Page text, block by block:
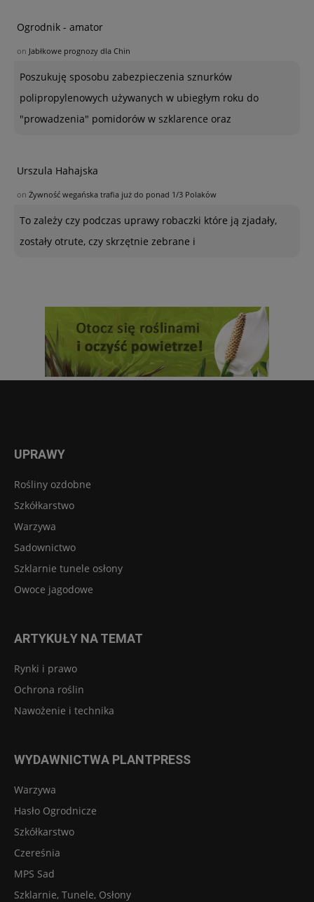
Ogrodnik - amator
on Jabłkowe prognozy dla Chin
Poszukuję sposobu zabezpieczenia sznurków
polipropylenowych używanych w ubiegłym roku do
"prowadzenia" pomidorów w szklarence oraz
Urszula Hahajska
on Żywność wegańska trafia już do ponad 1/3 Polaków
To zależy czy podczas uprawy robaczki które ją zjadały,
zostały otrute, czy skrzętnie zebrane i
UPRAWY
Rośliny ozdobne
Szkółkarstwo
Warzywa
Sadownictwo
Szklarnie tunele osłony
Owoce jagodowe
ARTYKUŁY NA TEMAT
Rynki i prawo
Ochrona roślin
Nawożenie i technika
WYDAWNICTWA PLANTPRESS
Warzywa
Hasło Ogrodnicze
Szkółkarstwo
Czereśnia
MPS Sad
Szklarnie, Tunele, Osłony